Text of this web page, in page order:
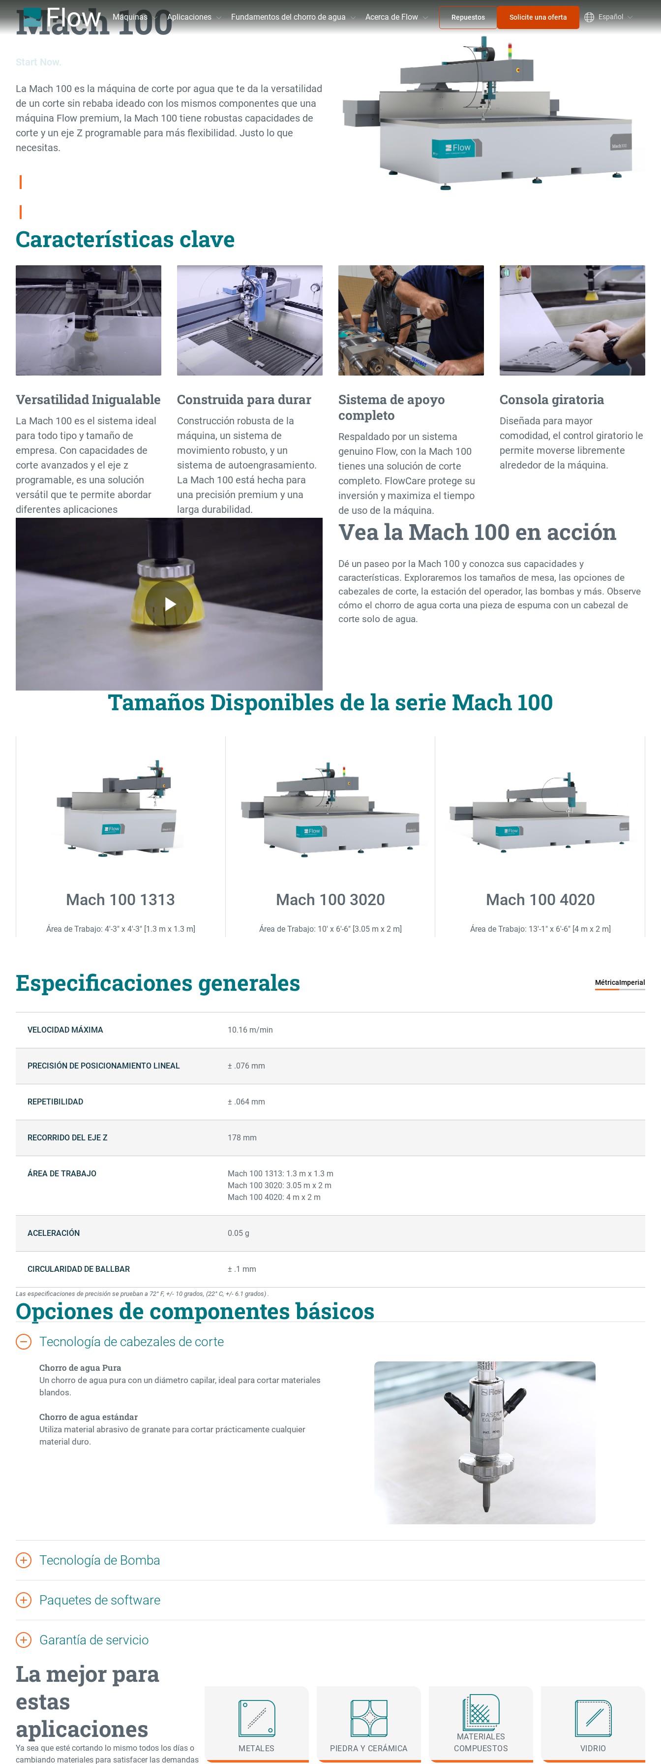
Máquinas Aplicaciones Fundamentos del chorro de agua Acerca de Flow Repuestos Solicite una oferta Español
Mach 100
Start Now.
La Mach 100 es la máquina de corte por agua que te da la versatilidad
de un corte sin rebaba ideado con los mismos componentes que una
máquina Flow premium, la Mach 100 tiene robustas capacidades de
corte y un eje Z programable para más flexibilidad. Justo lo que
necesitas.
Características clave
Versatilidad Inigualable
La Mach 100 es el sistema ideal
para todo tipo y tamaño de
empresa. Con capacidades de
corte avanzados y el eje z
programable, es una solución
versátil que te permite abordar
diferentes aplicaciones
Construida para durar
Construcción robusta de la
máquina, un sistema de
movimiento robusto, y un
sistema de autoengrasamiento.
La Mach 100 está hecha para
una precisión premium y una
larga durabilidad.
Sistema de apoyo
completo
Respaldado por un sistema
genuino Flow, con la Mach 100
tienes una solución de corte
completo. FlowCare protege su
inversión y maximiza el tiempo
de uso de la máquina.
Consola giratoria
Diseñada para mayor
comodidad, el control giratorio le
permite moverse libremente
alrededor de la máquina.
Vea la Mach 100 en acción
Dé un paseo por la Mach 100 y conozca sus capacidades y
características. Exploraremos los tamaños de mesa, las opciones de
cabezales de corte, la estación del operador, las bombas y más. Observe
cómo el chorro de agua corta una pieza de espuma con un cabezal de
corte solo de agua.
Tamaños Disponibles de la serie Mach 100
Mach 100 1313
Área de Trabajo: 4'-3" x 4'-3" [1.3 m x 1.3 m]
Mach 100 3020
Área de Trabajo: 10' x 6'-6" [3.05 m x 2 m]
Mach 100 4020
Área de Trabajo: 13'-1" x 6'-6" [4 m x 2 m]
Especificaciones generales MétricaImperial
VELOCIDAD MÁXIMA 10.16 m/min
PRECISIÓN DE POSICIONAMIENTO LINEAL ± .076 mm
REPETIBILIDAD ± .064 mm
RECORRIDO DEL EJE Z 178 mm
ÁREA DE TRABAJO
Mach 100 1313: 1.3 m x 1.3 m
Mach 100 3020: 3.05 m x 2 m
Mach 100 4020: 4 m x 2 m
ACELERACIÓN 0.05 g
CIRCULARIDAD DE BALLBAR ± .1 mm
Las especificaciones de precisión se prueban a 72° F, +/- 10 grados, (22° C, +/- 6.1 grados) .
Opciones de componentes básicos
Tecnología de cabezales de corte
Chorro de agua Pura
Un chorro de agua pura con un diámetro capilar, ideal para cortar materiales
blandos.
Chorro de agua estándar
Utiliza material abrasivo de granate para cortar prácticamente cualquier
material duro.
Tecnología de Bomba
Paquetes de software
Garantía de servicio
La mejor para
estas
aplicaciones
Ya sea que esté cortando lo mismo todos los días o
cambiando materiales para satisfacer las demandas
METALES PIEDRA Y CERÁMICA
MATERIALES
COMPUESTOS
VIDRIO